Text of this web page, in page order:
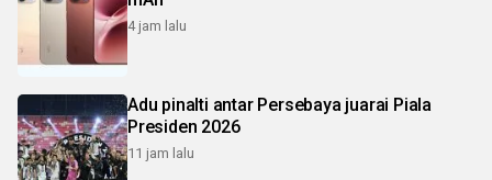
4 jam lalu
Adu pinalti antar Persebaya juarai Piala
Presiden 2026
11 jam lalu